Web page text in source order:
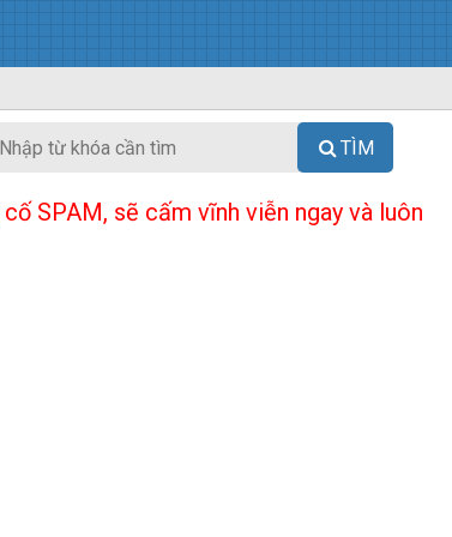
TÌM
SPAM, sẽ cấm vĩnh viễn ngay và luôn